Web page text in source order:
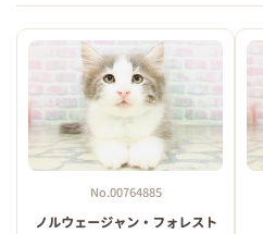
No.00764885
ノルウェージャン・フォレスト